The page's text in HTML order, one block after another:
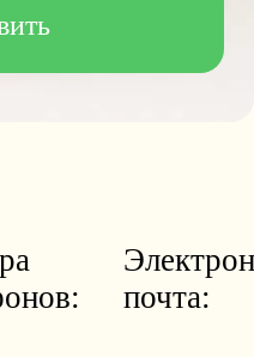
почта: